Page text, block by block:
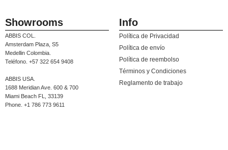
Showrooms
ABBIS COL.
Amsterdam Plaza, S5
Medellin Colombia.
Teléfono. +57 322 654 9408
ABBIS USA.
1688 Meridian Ave. 600 & 700
Miami Beach FL, 33139
Phone. +1 786 773 9611
Info
Política de Privacidad
Política de envío
Política de reembolso
Términos y Condiciones
Reglamento de trabajo